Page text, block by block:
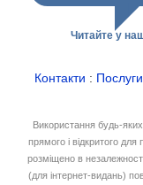
Читайте у
Контакти : Послуги
Використання будь-
прямого і відкритого
розміщено в
(для інтернет-видань)